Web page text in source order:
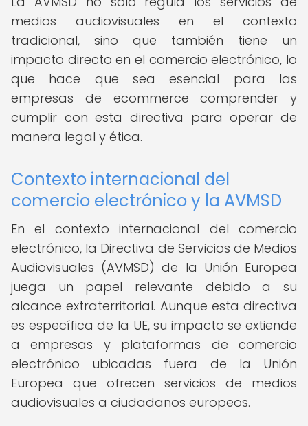
medios audiovisuales en el contexto
tradicional, sino que también tiene un
impacto directo en el comercio electrónico, lo
que hace que sea esencial para las
empresas de ecommerce comprender y
cumplir con esta directiva para operar de
manera legal y ética.
Contexto internacional del
comercio electrónico y la AVMSD
En el contexto internacional del comercio
electrónico, la Directiva de Servicios de Medios
Audiovisuales (AVMSD) de la Unión Europea
juega un papel relevante debido a su
alcance extraterritorial. Aunque esta directiva
es específica de la UE, su impacto se extiende
a empresas y plataformas de comercio
electrónico ubicadas fuera de la Unión
Europea que ofrecen servicios de medios
audiovisuales a ciudadanos europeos.